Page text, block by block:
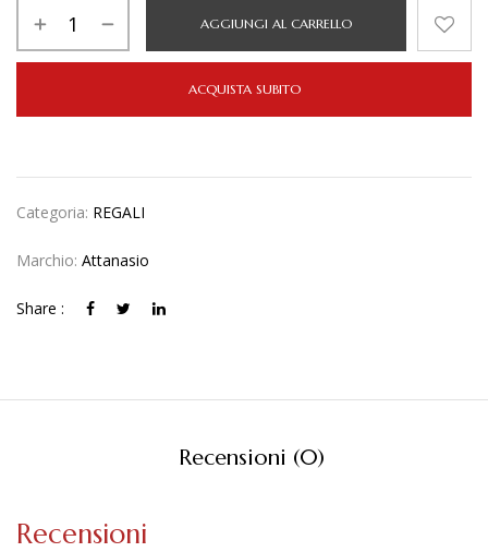
AGGIUNGI AL CARRELLO
ACQUISTA SUBITO
Categoria: REGALI
Marchio: Attanasio
Share :
Recensioni (0)
Recensioni